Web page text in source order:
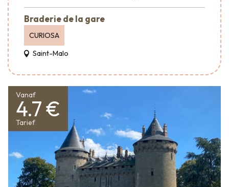
Braderie de la gare
CURIOSA
Saint-Malo
Vanaf
4.7 €
Tarief